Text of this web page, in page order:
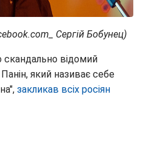
Сергій Бобунец)
скандально відомий
який називає себе
закликав всіх росіян